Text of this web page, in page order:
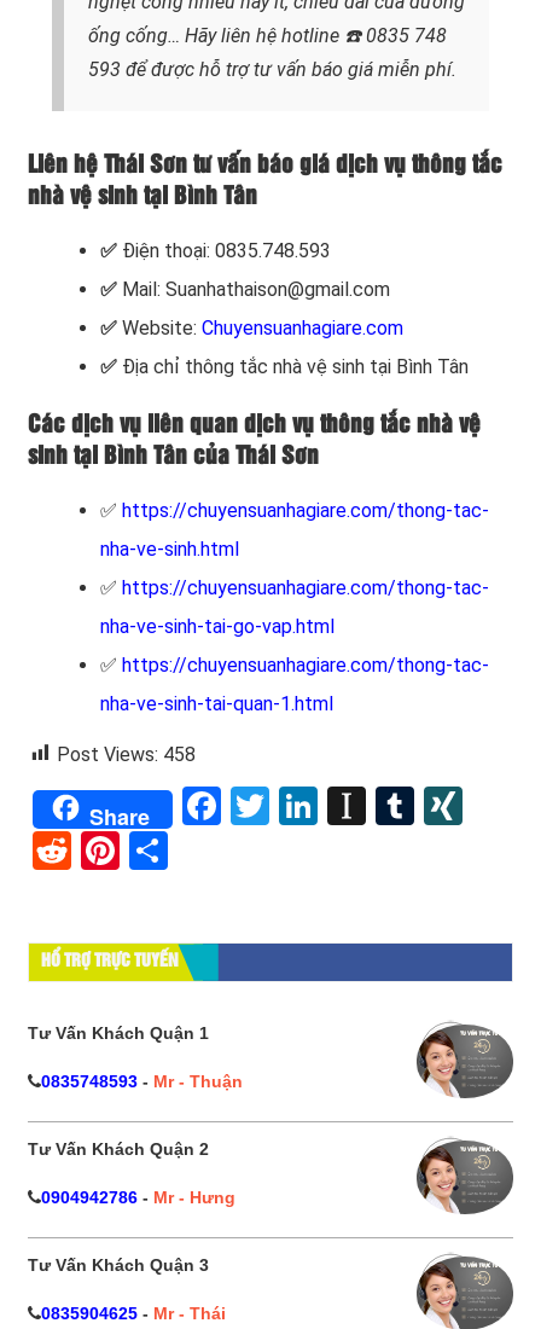
ống cống… Hãy liên hệ hotline ☎️ 0835 748
593 để được hỗ trợ tư vấn báo giá miễn phí.
Liên hệ Thái Sơn tư vấn báo giá dịch vụ thông tắc
nhà vệ sinh tại Bình Tân
✅ Điện thoại: 0835.748.593
✅ Mail: Suanhathaison@gmail.com
✅ Website: Chuyensuanhagiare.com
✅ Địa chỉ thông tắc nhà vệ sinh tại Bình Tân
Các dịch vụ liên quan dịch vụ thông tắc nhà vệ
sinh tại Bình Tân của Thái Sơn
✅ https://chuyensuanhagiare.com/thong-tac-
nha-ve-sinh.html
✅ https://chuyensuanhagiare.com/thong-tac-
nha-ve-sinh-tai-go-vap.html
✅ https://chuyensuanhagiare.com/thong-tac-
nha-ve-sinh-tai-quan-1.html
Post Views: 458
Share Facebook
TwitterLinkedInTumblr
RedditPinterest
HỔ TRỢ TRỰC TUYẾN
Tư Vấn Khách Quận 1
0835748593 - Mr - Thuận
Tư Vấn Khách Quận 2
0904942786 - Mr - Hưng
Tư Vấn Khách Quận 3
0835904625 - Mr - Thái